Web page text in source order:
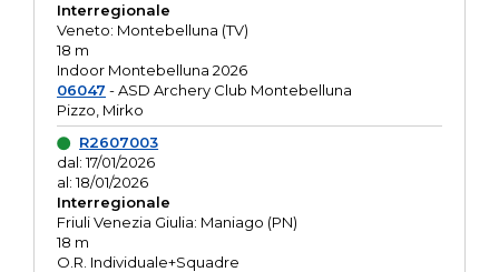
Interregionale
Veneto: Montebelluna (TV)
18 m
Indoor Montebelluna 2026
06047 - ASD Archery Club Montebelluna
Pizzo, Mirko
R2607003
dal: 17/01/2026
al: 18/01/2026
Interregionale
Friuli Venezia Giulia: Maniago (PN)
18 m
O.R. Individuale+Squadre